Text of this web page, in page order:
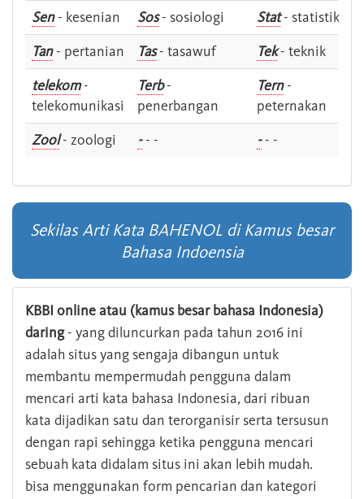
Sen- kesenian Sos- sosiologi Stat- statistik
Tan- pertanian Tas- tasawuf Tek- teknik
telekom-
telekomunikasi
Terb-
penerbangan
Tern-
peternakan
Zool- zoologi -- - -- -
Sekilas Arti Kata BAHENOL di Kamus besar
Bahasa Indoensia
KBBI online atau (kamus besar bahasa Indonesia)
daring- yang diluncurkan pada tahun 2016 ini
adalah situs yang sengaja dibangun untuk
membantu mempermudah pengguna dalam
mencari arti kata bahasa Indonesia, dari ribuan
kata dijadikan satu dan terorganisir serta tersusun
dengan rapi sehingga ketika pengguna mencari
sebuah kata didalam situs ini akan lebih mudah.
bisa menggunakan form pencarian dan kategori